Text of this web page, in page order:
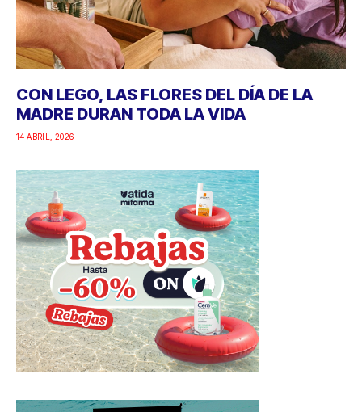
CON LEGO, LAS FLORES DEL DÍA DE LA
MADRE DURAN TODA LA VIDA
14 ABRIL, 2026